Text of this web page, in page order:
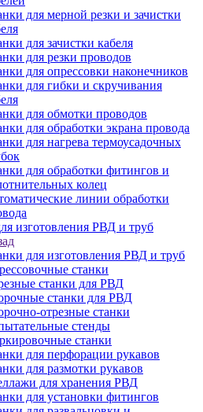
для мерной резки и зачистки
для зачистки кабеля
для резки проводов
для опрессовки наконечников
для гибки и скручивания
для обмотки проводов
для обработки экрана провода
для нагрева термоусадочных
для обработки фитингов и
колец
линии обработки
изготовления РВД и труб
для изготовления РВД и труб
станки
станки для РВД
станки для РВД
отрезные станки
стенды
станки
для перфорации рукавов
для размотки рукавов
для хранения РВД
для установки фитингов